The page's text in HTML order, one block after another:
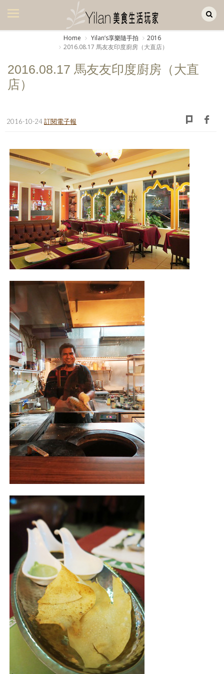
美食集
廚房集
旅遊集
書房集
日記簿
餐桌週記
享樂隨手拍
照相簿
影音區
關於Yilan
個人著作
活動實況記錄
媒體報導一覽
合作與代言
訂閱電子報
Home Yilanʼs享樂隨手拍
2016
2016.08.17 馬友友印度廚房（大直店）
2016.08.17 馬友友印度廚房（大直
店）
2016-10-24訂閱電子報